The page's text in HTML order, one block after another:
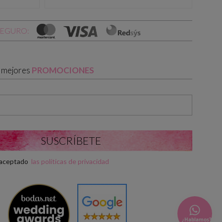
PROMOCIONES
las políticas de privacidad
¿Hablamos?